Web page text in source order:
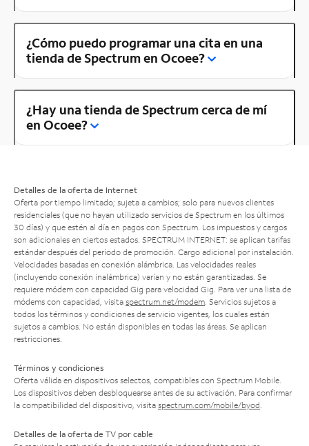
¿Cómo puedo programar una cita en una
tienda de Spectrum en Ocoee?
¿Hay una tienda de Spectrum cerca de mí
en Ocoee?
Detalles de la oferta de Internet
Oferta por tiempo limitado; sujeta a cambios; solo para nuevos clientes
residenciales (que no hayan utilizado servicios de Spectrum en los últimos
30 días) y que estén al día en pagos con Spectrum. Los impuestos y cargos
son adicionales en ciertos estados. SPECTRUM INTERNET: se aplican tarifas
estándar después del período de promoción. Cargo adicional por instalación.
Velocidades basadas en conexión alámbrica. Las velocidades reales
(incluyendo conexión inalámbrica) varían y no están garantizadas. Se
requiere módem con capacidad Gig para velocidad Gig. Para ver una lista de
módems con capacidad, visita spectrum.net/modem . Servicios sujetos a
todos los términos y condiciones de servicio vigentes, los cuales están
sujetos a cambios. No están disponibles en todas las áreas. Se aplican
restricciones.
Términos y condiciones
Oferta válida en dispositivos selectos, compatibles con Spectrum Mobile.
Los dispositivos deben desbloquearse antes de su activación. Para confirmar
la compatibilidad del dispositivo, visita spectrum.com/mobile/byod
Detalles de la oferta de TV por cable